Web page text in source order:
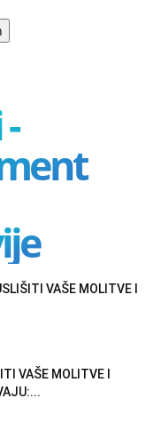
VAŠE MOLITVE I
VAŠE MOLITVE I